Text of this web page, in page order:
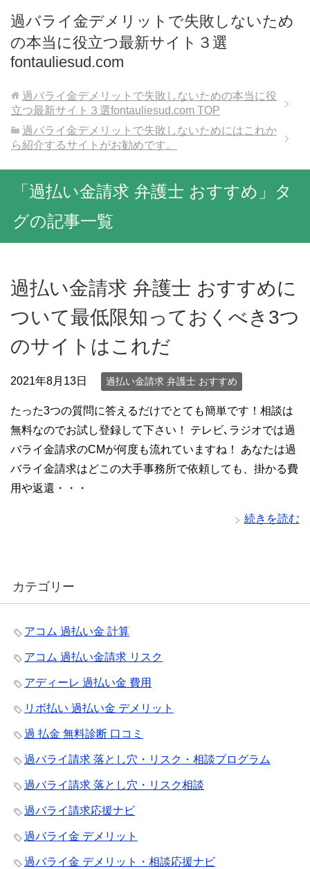
過バライ金デメリットで失敗しないため
の本当に役立つ最新サイト３選
fontauliesud.com
過バライ金デメリットで失敗しないための本当に役
立つ最新サイト３選fontauliesud.com TOP
過バライ金デメリットで失敗しないためにはこれか
ら紹介するサイトがお勧めです。
「過払い金請求 弁護士 おすすめ」タ
グの記事一覧
過払い金請求 弁護士 おすすめに
ついて最低限知っておくべき3つ
のサイトはこれだ
2021年8月13日 過払い金請求 弁護士 おすすめ
たった3つの質問に答えるだけでとても簡単です！相談は
無料なのでお試し登録して下さい！ テレビ､ラジオでは過
バライ金請求のCMが何度も流れていますね！ あなたは過
バライ金請求はどこの大手事務所で依頼しても、掛かる費
用や返還・・・
続きを読む
カテゴリー
アコム 過払い金 計算
アコム 過払い金請求 リスク
アディーレ 過払い金 費用
リボ払い 過払い金 デメリット
過 払金 無料診断 口コミ
過バライ請求 落とし穴・リスク・相談プログラム
過バライ請求 落とし穴・リスク相談
過バライ請求応援ナビ
過バライ金 デメリット
過バライ金 デメリット・相談応援ナビ